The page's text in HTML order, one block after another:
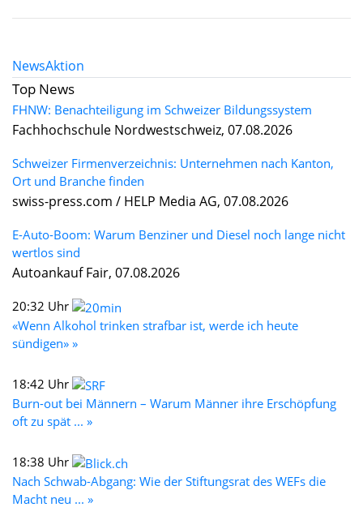
NewsAktion
Top News
FHNW: Benachteiligung im Schweizer Bildungssystem
Fachhochschule Nordwestschweiz, 07.08.2026
Schweizer Firmenverzeichnis: Unternehmen nach Kanton,
Ort und Branche finden
swiss-press.com / HELP Media AG, 07.08.2026
E-Auto-Boom: Warum Benziner und Diesel noch lange nicht
wertlos sind
Autoankauf Fair, 07.08.2026
20:32 Uhr
«Wenn Alkohol trinken strafbar ist, werde ich heute
sündigen» »
18:42 Uhr
Burn-out bei Männern – Warum Männer ihre Erschöpfung
oft zu spät ... »
18:38 Uhr
Nach Schwab-Abgang: Wie der Stiftungsrat des WEFs die
Macht neu ... »